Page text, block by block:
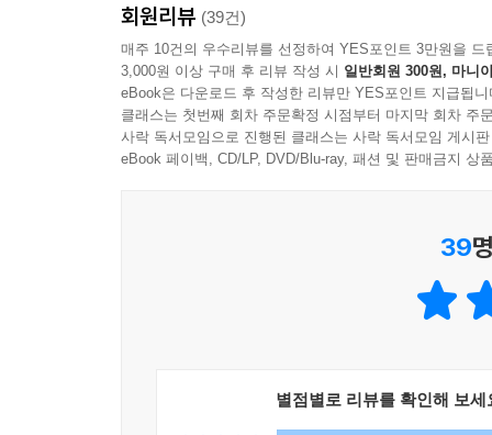
성공의 기준을 다시 쓰는 대담한 선언문이자
당신을 행동하게 만드는 강력한 스토리텔링
역사학자이자 사상가로 주목받는 저자는 탁월한
굳어진 심리학 실험과 역사적 사건들을 재검증
야망이 도덕적 목적과 만날 때 우리가 직면한
만든 롭 매서까지 세상을 바꾸는 것은 권력이나
회원리뷰 (39건)
매주 10건의 우수리뷰를 선정하여 YES포인트 3만원을 드
3,000원 이상 구매 후 리뷰 작성 시 일반회원 300원, 마니
eBook은 다운로드 후 작성한 리뷰만 YES포인트 지급됩니
클래스는 첫번째 회차 주문확정 시점부터 마지막 회차 주
사락 독서모임으로 진행된 클래스는 사락 독서모임 게시
eBook 페이백, CD/LP, DVD/Blu-ray, 패션 및 판매금지 상
39
별점별로 리뷰를 확인해 보세